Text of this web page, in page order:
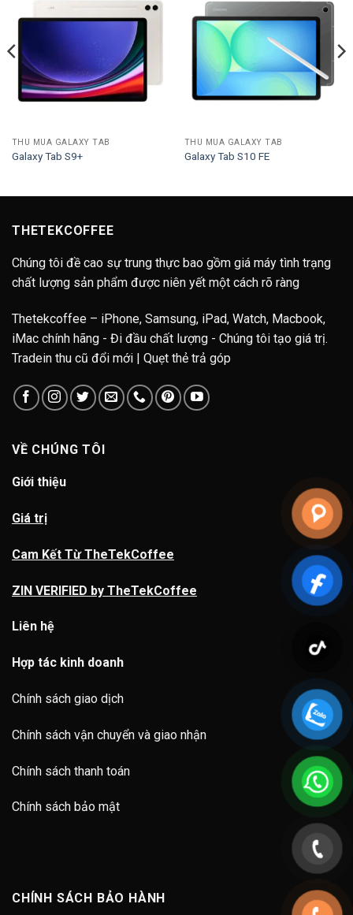
THU MUA GALAXY TAB
Galaxy Tab S9+
THU MUA GALAXY TAB
Galaxy Tab S10 FE
THETEKCOFFEE
Chúng tôi đề cao sự trung thực bao gồm giá máy tình trạng
chất lượng sản phẩm được niên yết một cách rõ ràng
Thetekcoffee – iPhone, Samsung, iPad, Watch, Macbook,
iMac chính hãng - Đi đầu chất lượng - Chúng tôi tạo giá trị.
Tradein thu cũ đổi mới | Quẹt thẻ trả góp
VỀ CHÚNG TÔI
Giới thiệu
Giá trị
Cam Kết Từ TheTekCoffee
ZIN VERIFIED by TheTekCoffee
Liên hệ
Hợp tác kinh doanh
Chính sách giao dịch
Chính sách vận chuyển và giao nhận
Chính sách thanh toán
Chính sách bảo mật
CHÍNH SÁCH BẢO HÀNH